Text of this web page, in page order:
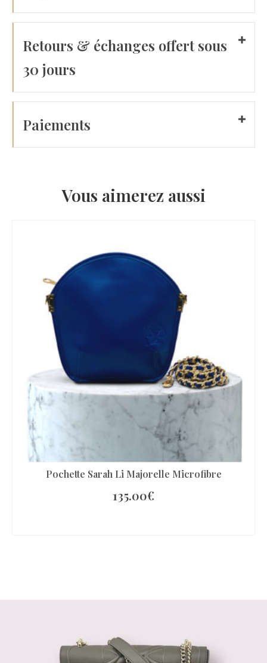
Retours & échanges offert sous
30 jours
Paiements
Vous aimerez aussi
Pochette Sarah Li Majorelle Microfibre
135.00€